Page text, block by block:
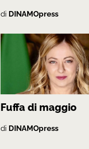
di DINAMOpress
Fuffa di maggio
di DINAMOpress